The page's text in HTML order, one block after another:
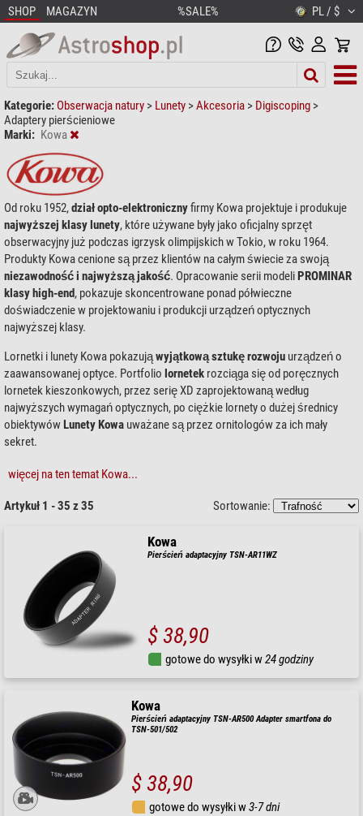
SHOP MAGAZYN %SALE% PL / $
Kategorie: Obserwacja natury > Lunety >Akcesoria > Digiscoping >
Adaptery pierścieniowe
Marki: Kowa
Od roku 1952,dział opto-elektronicznyfirmy Kowa projektuje i produkuje
najwyższej klasy lunety, które używane były jako oficjalny sprzęt
obserwacyjny już podczas igrzysk olimpijskich w Tokio, w roku 1964.
Produkty Kowa cenione są przez klientów na całym świecie za swoją
niezawodność i najwyższą jakość. Opracowanie serii modeliPROMINAR
klasy high-end, pokazuje skoncentrowane ponad półwieczne
doświadczenie w projektowaniu i produkcji urządzeń optycznych
najwyższej klasy.
Lornetki i lunety Kowa pokazująwyjątkową sztukę rozwoju urządzeń o
zaawansowanej optyce. Portfolio lornetek rozciąga się od poręcznych
lornetek kieszonkowych, przez serię XD zaprojektowaną według
najwyższych wymagań optycznych, po ciężkie lornety o dużej średnicy
obiektywówLunety Kowa uważane są przez ornitologów za ich mały
sekret.
więcej na ten temat Kowa...
Artykuł 1 - 35 z 35 Sortowanie:
Kowa
Pierścień adaptacyjny TSN-AR11WZ
$ 38,90
gotowe do wysyłki w24 godziny
Kowa
Pierścień adaptacyjny TSN-AR500 Adapter smartfona do
TSN-501/502
$ 38,90
gotowe do wysyłki w3-7 dni